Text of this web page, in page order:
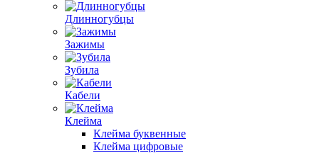
Длинногубцы
Зажимы
Зубила
Кабели
Клейма
Клейма буквенные
Клейма цифровые